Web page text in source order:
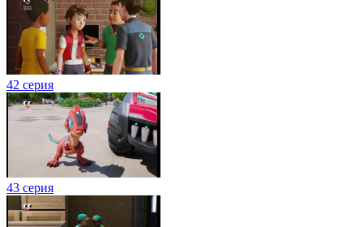
42 серия
43 серия